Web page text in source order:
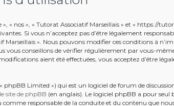
« nos », « Tutorat Associatif Marseillais » et « https://
Si vous n’acceptez pas d’être légalement
Marseillais ». Nous pouvons modifier ces conditions à
vous conseillons de vérifier régulièrement par vous-
aient été effectuées, vous acceptez d’être
Limited ») qui est un logiciel de forum de
le site de phpBB (en anglais). Le logiciel phpBB a pour seul
responsable de la conduite et du contenu que